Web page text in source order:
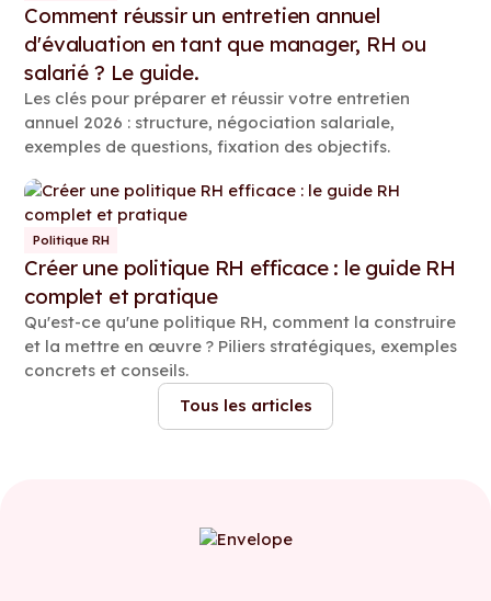
Comment réussir un entretien annuel
d'évaluation en tant que manager, RH ou
salarié ? Le guide.
Les clés pour préparer et réussir votre entretien
annuel 2026 : structure, négociation salariale,
exemples de questions, fixation des objectifs.
Politique RH
Créer une politique RH efficace : le guide RH
complet et pratique
Qu'est-ce qu'une politique RH, comment la construire
et la mettre en œuvre ? Piliers stratégiques, exemples
concrets et conseils.
Tous les articles